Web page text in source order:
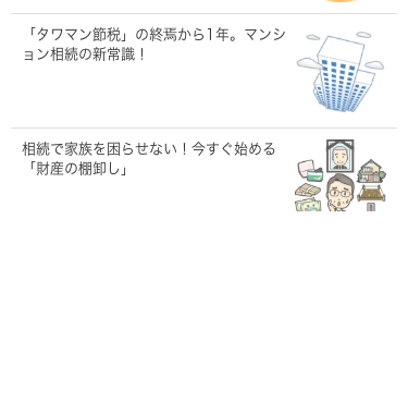
「タワマン節税」の終焉から1年。マンシ
ョン相続の新常識！
相続で家族を困らせない！今すぐ始める
「財産の棚卸し」